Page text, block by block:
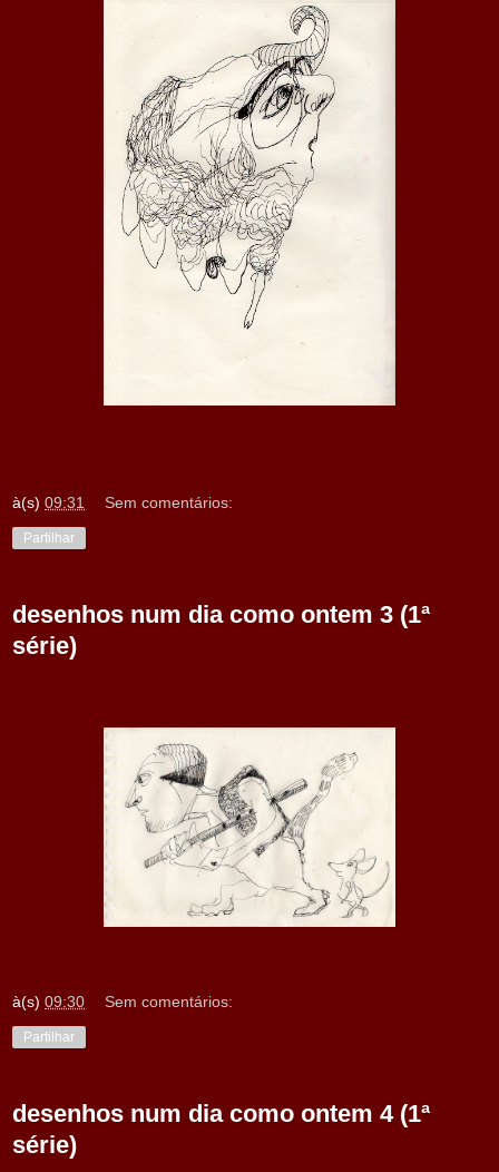
à(s) 09:31 Sem comentários:
Partilhar
desenhos num dia como ontem 3 (1ª
série)
à(s) 09:30 Sem comentários:
Partilhar
desenhos num dia como ontem 4 (1ª
série)